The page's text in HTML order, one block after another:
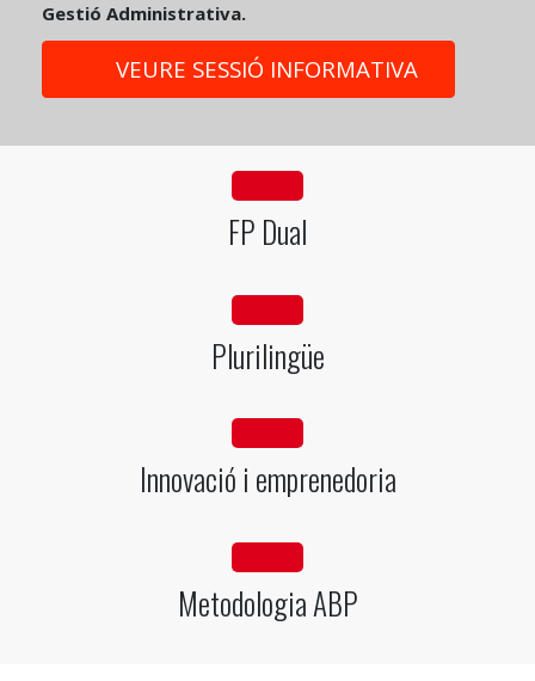
Gestió Administrativa.
VEURE SESSIÓ INFORMATIVA
FP Dual
fa fa-globe
Plurilingüe
Innovació i emprenedoria
fa fa-gears
Metodologia ABP